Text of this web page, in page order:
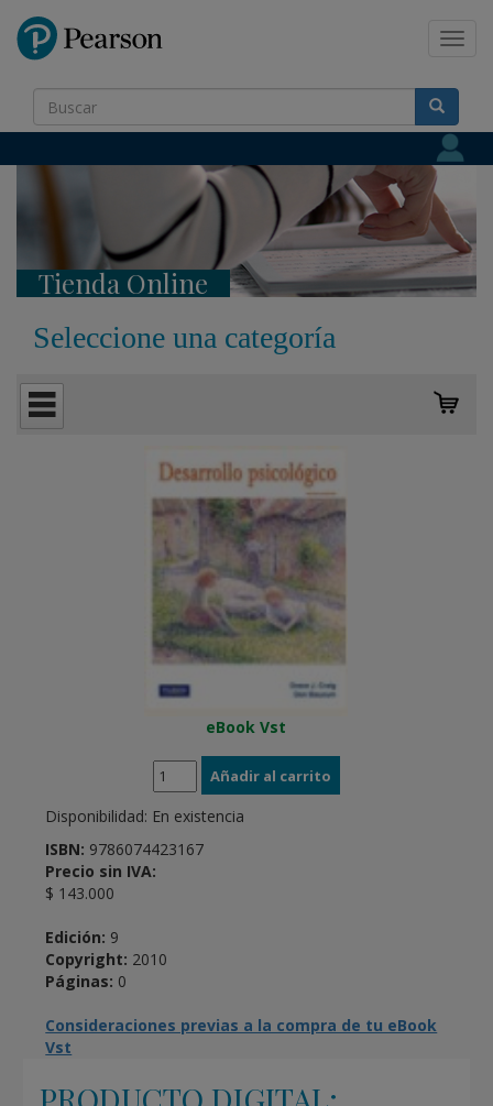
Tienda Online
Seleccione una categoría
eBook Vst
Disponibilidad: En existencia
ISBN: 9786074423167
Precio sin IVA:
$ 143.000
Edición: 9
Copyright: 2010
Páginas: 0
Consideraciones previas a la compra de tu eBook
Vst